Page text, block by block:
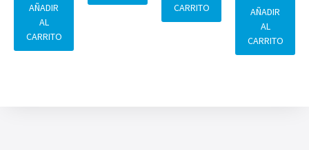
AÑADIR
AL
CARRITO
CARRITO
AÑADIR
AL
CARRITO